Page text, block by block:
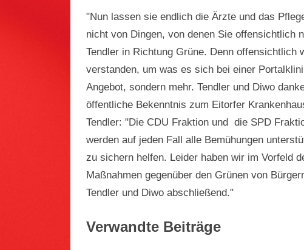
"Nun lassen sie endlich die Ärzte und das
nicht von Dingen, von denen Sie offensichtlich
Tendler in Richtung Grüne. Denn offensichtlich
verstanden, um was es sich bei einer
Angebot, sondern mehr. Tendler und Diwo
öffentliche Bekenntnis zum Eitorfer
Tendler: "Die CDU Fraktion und die SPD
werden auf jeden Fall alle Bemühungen
zu sichern helfen. Leider haben wir im Vorfeld
Maßnahmen gegenüber den Grünen von
Tendler und Diwo abschließend."
Verwandte Beiträge